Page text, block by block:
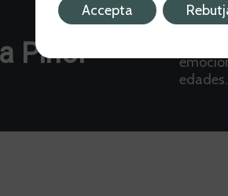
Piñol
edades.
Accepta